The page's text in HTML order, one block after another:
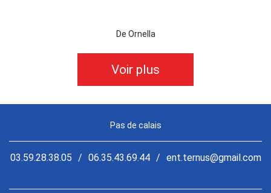
Voir plus
Pas de calais
03.59.28.38.05 / 06.35.43.69.44 / ent.ternus@gmail.com